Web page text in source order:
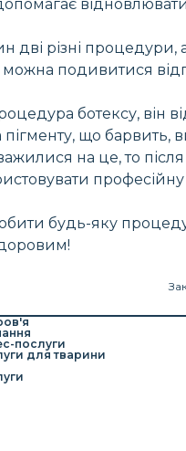
дві різні
подивитися
ботексу, він
що барвить,
на це, то після
будь-яку
послуги
для тварини